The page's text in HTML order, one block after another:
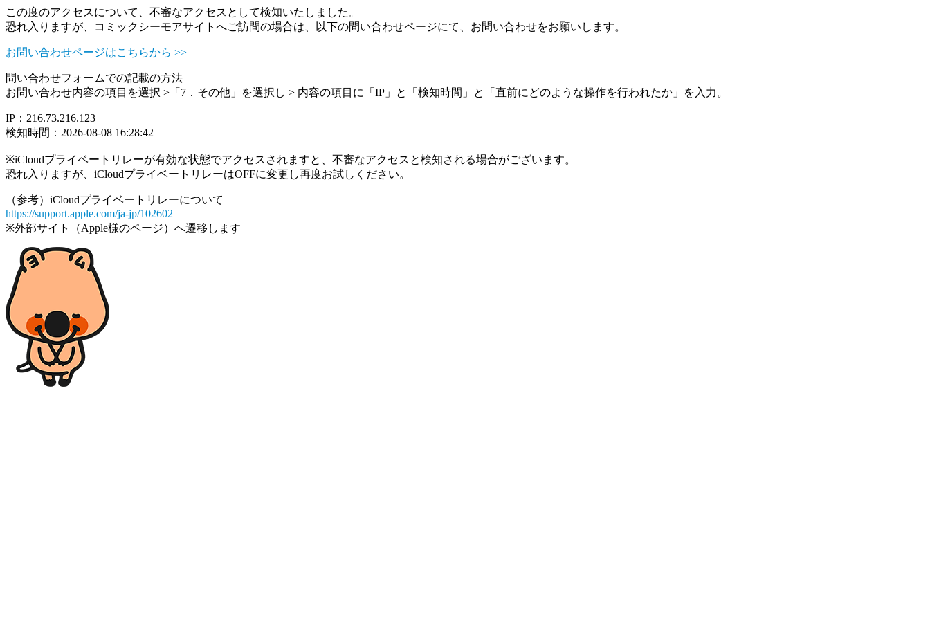
この度のアクセスについて、不審なアクセスとして検知いたしました。
恐れ入りますが、コミックシーモアサイトへご訪問の場合は、以下の問い合わせページにて、お問い合わせをお願いします。
お問い合わせページはこちらから >>
問い合わせフォームでの記載の方法
お問い合わせ内容の項目を選択 >「7．その他」を選択し > 内容の項目に「IP」と「検知時間」と「直前にどのような操作を行われたか」を入力。
IP：216.73.216.123
検知時間：2026-08-08 16:28:42
※iCloudプライベートリレーが有効な状態でアクセスされますと、不審なアクセスと検知される場合がございます。
恐れ入りますが、iCloudプライベートリレーはOFFに変更し再度お試しください。
（参考）iCloudプライベートリレーについて
https://support.apple.com/ja-jp/102602
※外部サイト（Apple様のページ）へ遷移します